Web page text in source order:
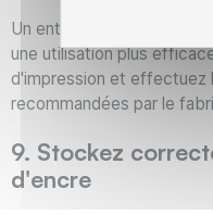
Un entretien régulier de
une utilisation plus
d'impression et effectuez
recommandées par le
9. Stockez
d'encre